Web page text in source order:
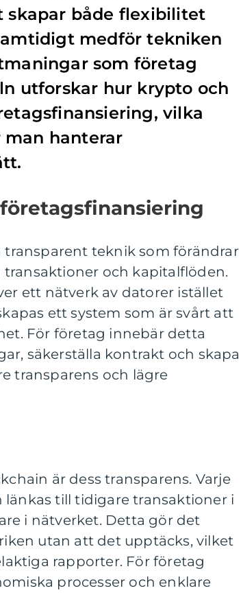
skapar både flexibilitet
medför tekniken
som företag
utforskar hur krypto och
vilka
hanterar
transparent teknik som förändrar
och kapitalflöden.
ett nätverk av datorer istället
ett system som är svårt att
För företag innebär detta
säkerställa kontrakt och skapa
transparens och lägre
är dess transparens. Varje
till tidigare transaktioner i
i nätverket. Detta gör det
utan att det upptäcks, vilket
rapporter. För företag
processer och enklare